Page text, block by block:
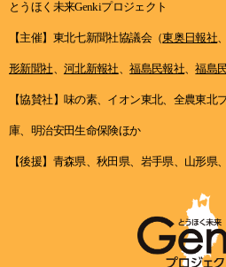
とうほく未来Genkiプロジェクト
【主催】東北七新聞社協議会（東奥日報社、
形新聞社、 河北新報社、福島民報社、福島
【協賛社】味の素、イオン東北、全農東北
庫、明治安田生命保険ほか
【後援】青森県、秋田県、岩手県、山形県